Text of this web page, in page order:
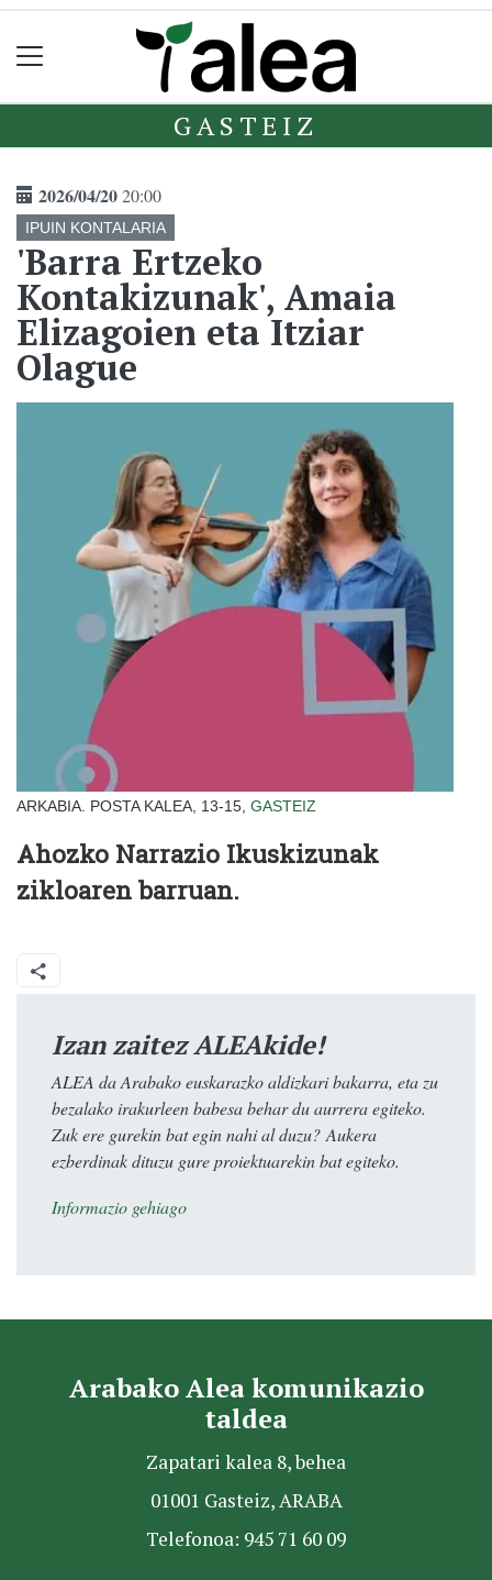
GASTEIZ
2026/04/2020:00
IPUIN KONTALARIA
'Barra Ertzeko
Kontakizunak', Amaia
Elizagoien eta Itziar
Olague
ARKABIA. POSTA KALEA, 13-15, GASTEIZ
Ahozko Narrazio Ikuskizunak
zikloaren barruan.
Izan zaitez ALEAkide!
ALEA da Arabako euskarazko aldizkari bakarra, eta zu
bezalako irakurleen babesa behar du aurrera egiteko.
Zuk ere gurekin bat egin nahi al duzu? Aukera
ezberdinak dituzu gure proiektuarekin bat egiteko.
Informazio gehiago
Arabako Alea komunikazio
taldea
Zapatari kalea 8, behea
01001 Gasteiz, ARABA
Telefonoa: 945 71 60 09